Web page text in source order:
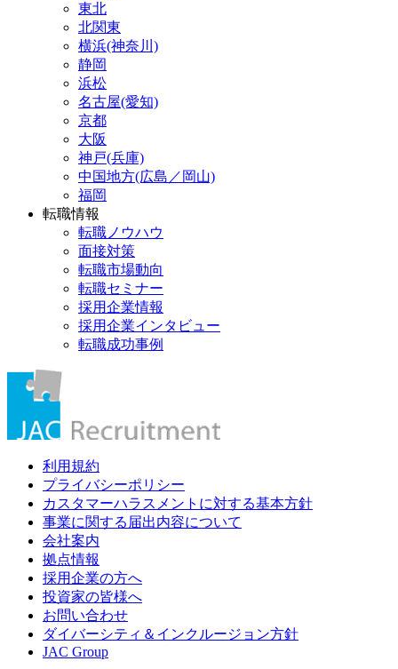
東北
北関東
横浜(神奈川)
静岡
浜松
名古屋(愛知)
京都
大阪
神戸(兵庫)
中国地方(広島／岡山)
福岡
転職情報
転職ノウハウ
面接対策
転職市場動向
転職セミナー
採用企業情報
採用企業インタビュー
転職成功事例
利用規約
プライバシーポリシー
カスタマーハラスメントに対する基本方針
事業に関する届出内容について
会社案内
拠点情報
採用企業の方へ
投資家の皆様へ
お問い合わせ
ダイバーシティ＆インクルージョン方針
JAC Group